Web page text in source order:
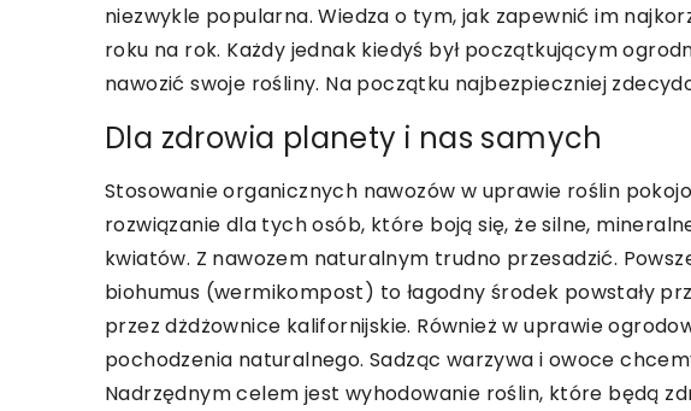
niezwykle popularna. Wiedza o tym, jak zapewnić im
roku na rok. Każdy jednak kiedyś był początkującym
nawozić swoje rośliny. Na początku najbezpieczniej
Dla zdrowia planety i nas samych
Stosowanie organicznych nawozów w uprawie roślin
rozwiązanie dla tych osób, które boją się, że silne,
kwiatów. Z nawozem naturalnym trudno przesadzić.
biohumus (wermikompost) to łagodny środek powstały
przez dżdżownice kalifornijskie. Również w uprawie
pochodzenia naturalnego. Sadząc warzywa i owoce
Nadrzędnym celem jest wyhodowanie roślin, które będą